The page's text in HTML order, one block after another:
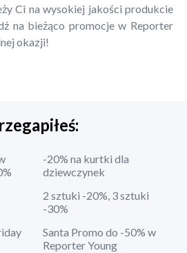
Ci na wysokiej jakości produkcie
na bieżąco promocje w Reporter
okazji!
-20% na kurtki dla
dziewczynek
2 sztuki -20%, 3 sztuki
-30%
Santa Promo do -50% w
Reporter Young